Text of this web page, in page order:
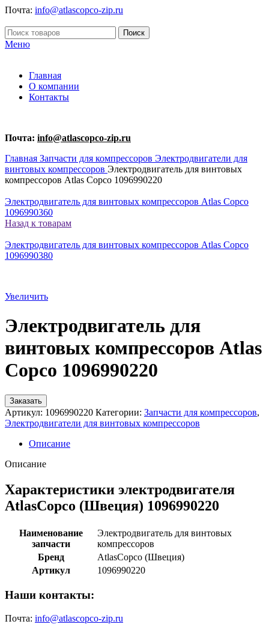
Почта: info@atlascopco-zip.ru
Поиск
Меню
Главная
О компании
Контакты
Почта: info@atlascopco-zip.ru
Главная Запчасти для компрессоров Электродвигатели для
винтовых компрессоров Электродвигатель для винтовых
компрессоров Atlas Copco 1096990220
Электродвигатель для винтовых компрессоров Atlas Copco
1096990360
Назад к товарам
Электродвигатель для винтовых компрессоров Atlas Copco
1096990380
Увеличить
Электродвигатель для
винтовых компрессоров Atlas
Copco 1096990220
Заказать
Артикул: 1096990220 Категории: Запчасти для компрессоров,
Электродвигатели для винтовых компрессоров
Описание
Описание
Характеристики электродвигателя
AtlasCopco (Швеция) 1096990220
Наименование
запчасти
Электродвигатель для винтовых
компрессоров
Бренд
AtlasCopco (Швеция)
Артикул
1096990220
Наши контакты:
Почта: info@atlascopco-zip.ru